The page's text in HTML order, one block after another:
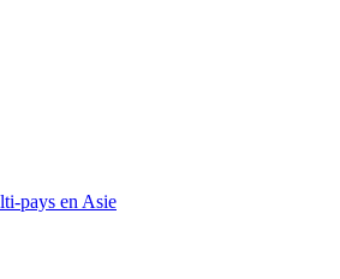
en Asie